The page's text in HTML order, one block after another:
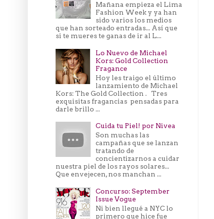
Mañana empieza el Lima
Fashion Week y ya han
sido varios los medios
que han sorteado entradas... Así que
si te mueres te ganas de ir al L...
Lo Nuevo de Michael
Kors: Gold Collection
Fragance
Hoy les traigo el último
lanzamiento de Michael
Kors: The Gold Collection . Tres
exquisitas fragancias pensadas para
darle brillo ...
Cuida tu Piel! por Nivea
Son muchas las
campañas que se lanzan
tratando de
concientizarnos a cuidar
nuestra piel de los rayos solares...
Que envejecen, nos manchan ...
Concurso: September
Issue Vogue
Ni bien llegué a NYC lo
primero que hice fue